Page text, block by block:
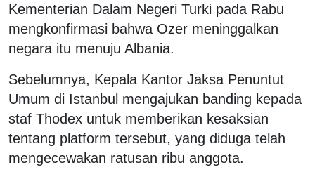
Kementerian Dalam Negeri Turki pada Rabu
mengkonfirmasi bahwa Ozer meninggalkan
negara itu menuju Albania.
Sebelumnya, Kepala Kantor Jaksa Penuntut
Umum di Istanbul mengajukan banding kepada
staf Thodex untuk memberikan kesaksian
tentang platform tersebut, yang diduga telah
mengecewakan ratusan ribu anggota.